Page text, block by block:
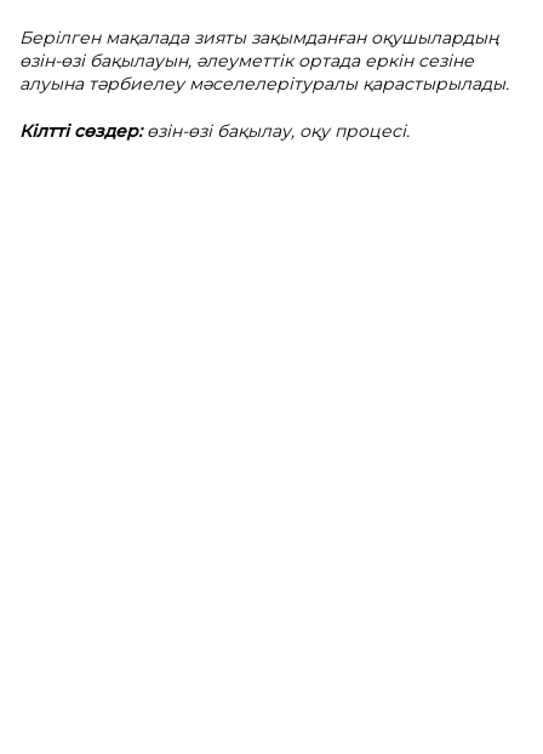
Берілген мaқaлaдa зияты зақымданған оқушылардың
өзін-өзі бақылауын, әлеуметтік ортада еркін сезіне
алуына тәрбиелеу мәcелелерітурaлы қaрacтырылaды.
Кілтті cөздер:өзін-өзі бақылау, оқу процесі.